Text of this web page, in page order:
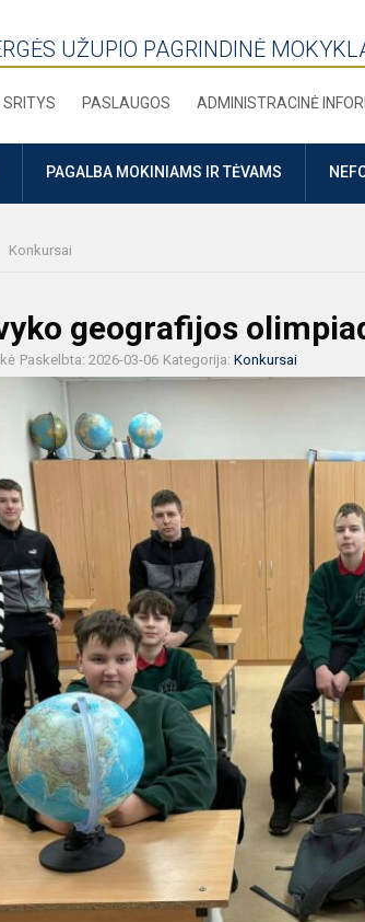
UŽUPIO PAGRINDINĖ
SRITYS PASLAUGOS ADMINISTRACINĖ
PAGALBA MOKINIAMS IR TĖVAMS
Konkursai
geografijos
Paskelbta: 2026-03-06 Kategorija: Konkursai